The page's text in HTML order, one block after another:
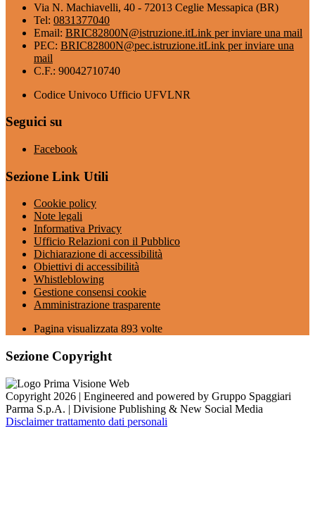
Via N. Machiavelli, 40 - 72013 Ceglie Messapica (BR)
Tel: 0831377040
Email: BRIC82800N@istruzione.itLink per inviare una mail
PEC: BRIC82800N@pec.istruzione.itLink per inviare una
mail
C.F.: 90042710740
Codice Univoco Ufficio UFVLNR
Seguici su
Facebook
Sezione Link Utili
Cookie policy
Note legali
Informativa Privacy
Ufficio Relazioni con il Pubblico
Dichiarazione di accessibilità
Obiettivi di accessibilità
Whistleblowing
Gestione consensi cookie
Amministrazione trasparente
Pagina visualizzata 893 volte
Sezione Copyright
Copyright 2026 | Engineered and powered by Gruppo Spaggiari
Parma S.p.A. | Divisione Publishing & New Social Media
Disclaimer trattamento dati personali